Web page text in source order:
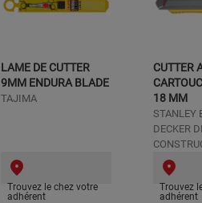
LAME DE CUTTER
9MM ENDURA BLADE
TAJIMA
Trouvez le chez votre
adhérent
CUTTER
18 MM
STANLEY
DECKER
Trouvez
adhérent